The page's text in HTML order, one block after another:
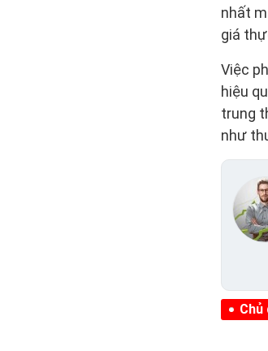
nhất
giá
Việc
hiệu
trung
như
Chủ